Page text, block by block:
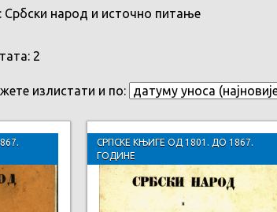
Србски народ и источно питање
2
излистати и по:
СРПСКЕ КЊИГЕ ОД 1801. ДО 1867.
ГОДИНЕ